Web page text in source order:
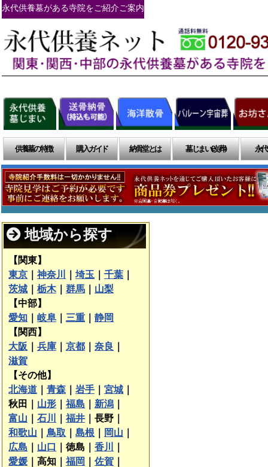
永代供養墓がある寺院をご紹介ご案内
供養墓の特徴 購入ガイド 納骨堂とは 墓じまい(改葬) 永
地域から探す
【関東】
東京
神奈川 埼玉 千葉
茨城
栃木｜ 群馬
山梨
【中部】
愛知
岐阜 三重
静岡
【関西】
大阪
兵庫 京都 奈良
滋賀
【その他】
北海道
青森 岩手 宮城
秋田｜ 山形 福島 新潟
富山
石川 福井
長野｜
和歌山
鳥取 島根 岡山
広島
山口 徳島｜ 香川
愛媛
高知｜ 福岡 佐賀